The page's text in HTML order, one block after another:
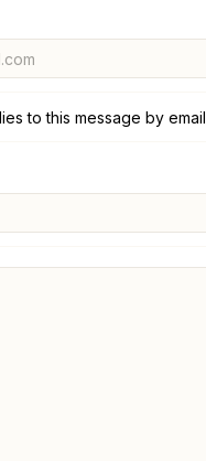
to this message by email